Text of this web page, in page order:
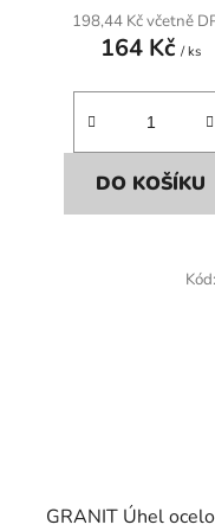
198,44 Kč včetně
164 Kč/ ks
DO KOŠÍKU
GRANIT Úhel